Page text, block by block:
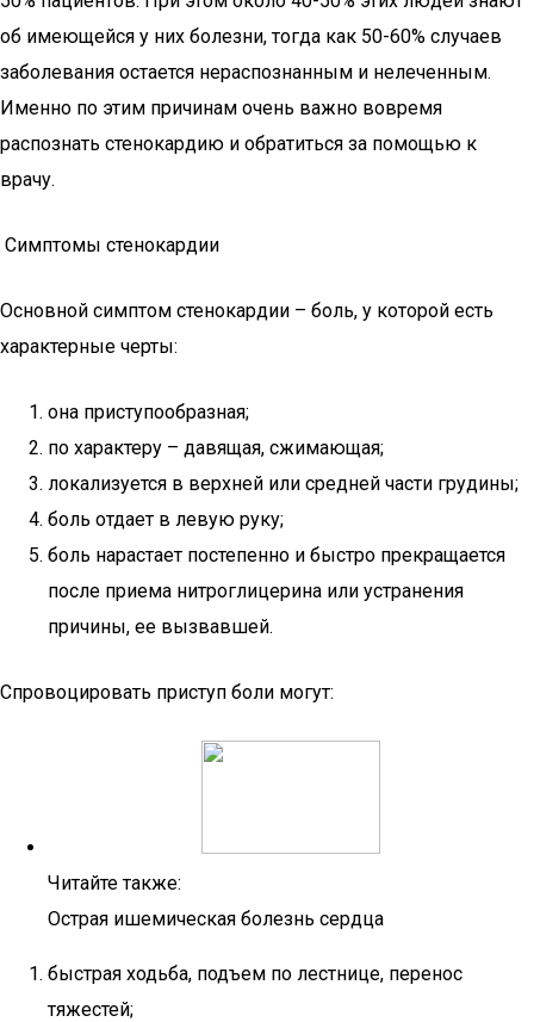
об имеющейся у них болезни, тогда как 50-60% случаев
заболевания остается нераспознанным и нелеченным.
Именно по этим причинам очень важно вовремя
распознать стенокардию и обратиться за помощью к
врачу.
Симптомы стенокардии
Основной симптом стенокардии – боль, у которой есть
характерные черты:
она приступообразная;
по характеру – давящая, сжимающая;
локализуется в верхней или средней части грудины;
боль отдает в левую руку;
боль нарастает постепенно и быстро прекращается
после приема нитроглицерина или устранения
причины, ее вызвавшей.
Спровоцировать приступ боли могут:
Читайте также:
Острая ишемическая болезнь сердца
быстрая ходьба, подъем по лестнице, перенос
тяжестей;